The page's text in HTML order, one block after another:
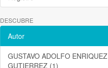
DESCUBRE
Autor
GUSTAVO ADOLFO ENRIQUEZ
GUTIERREZ (1)